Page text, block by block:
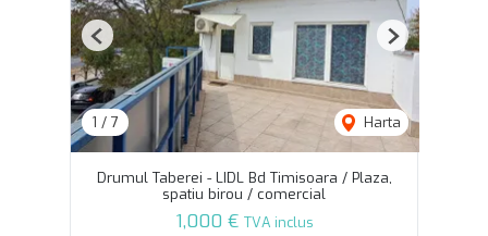
1 / 7 Harta
Previous Next
Drumul Taberei - LIDL Bd Timisoara / Plaza,
spatiu birou / comercial
1,000 € TVA inclus